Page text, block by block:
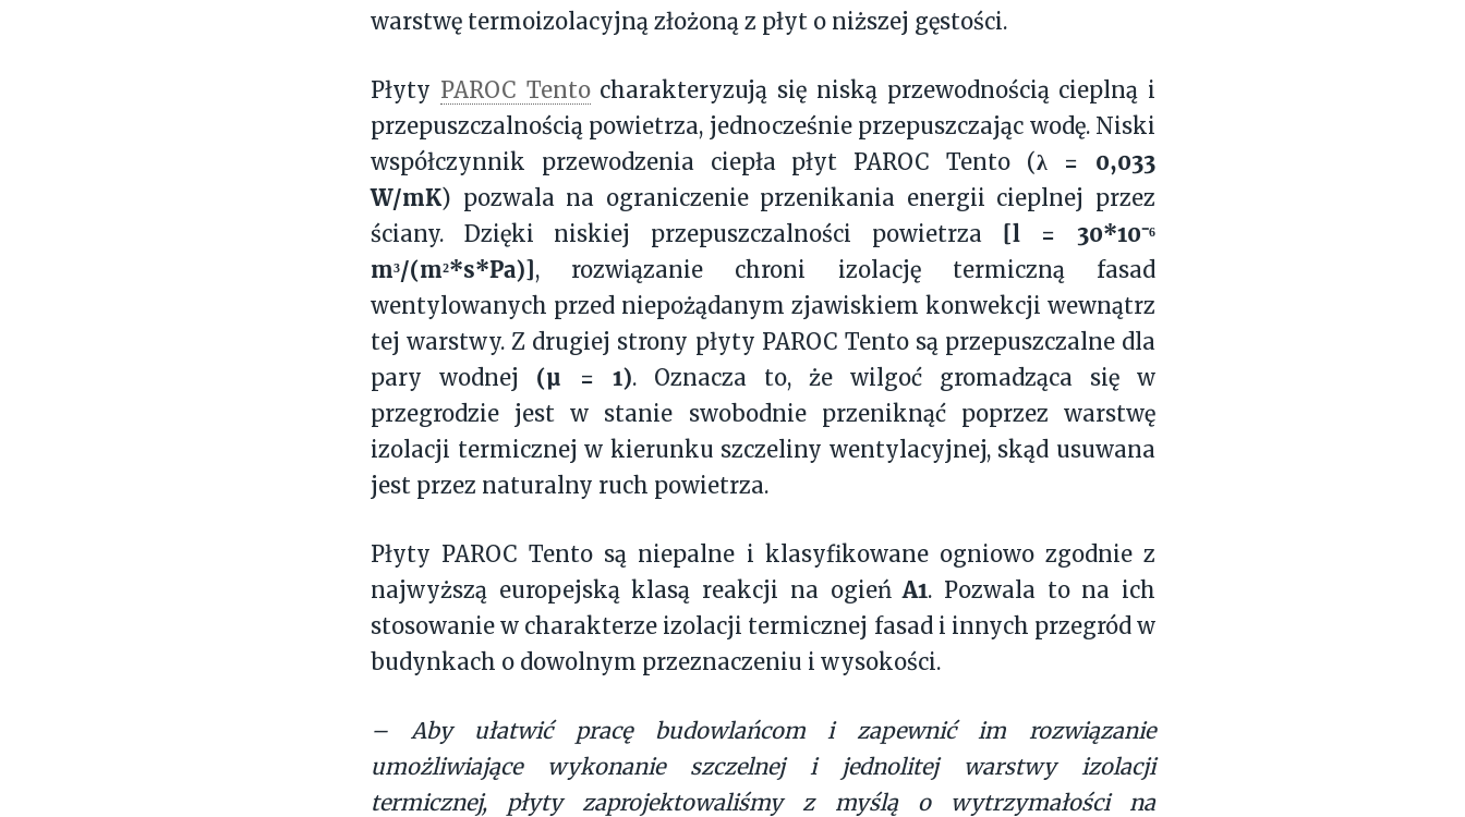
warstwę termoizolacyjną złożoną z płyt o niższej gęstości.
Płyty PAROC Tentocharakteryzują się niską przewodnością cieplną i
przepuszczalnością powietrza, jednocześnie przepuszczając wodę. Niski
współczynnik przewodzenia ciepła płyt PAROC Tento (λ = 0,033
W/mK) pozwala na ograniczenie przenikania energii cieplnej przez
ściany. Dzięki niskiej przepuszczalności powietrza [l = 30*10⁻⁶
m³/(m²*s*Pa)], rozwiązanie chroni izolację termiczną fasad
wentylowanych przed niepożądanym zjawiskiem konwekcji wewnątrz
tej warstwy. Z drugiej strony płyty PAROC Tento są przepuszczalne dla
pary wodnej (µ = 1). Oznacza to, że wilgoć gromadząca się w
przegrodzie jest w stanie swobodnie przeniknąć poprzez warstwę
izolacji termicznej w kierunku szczeliny wentylacyjnej, skąd usuwana
jest przez naturalny ruch powietrza.
Płyty PAROC Tento są niepalne i klasyfikowane ogniowo zgodnie z
najwyższą europejską klasą reakcji na ogieńA1. Pozwala to na ich
stosowanie w charakterze izolacji termicznej fasad i innych przegród w
budynkach o dowolnym przeznaczeniu i wysokości.
– Aby ułatwić pracę budowlańcom i zapewnić im rozwiązanie
umożliwiające wykonanie szczelnej i jednolitej warstwy izolacji
termicznej, płyty zaprojektowaliśmy z myślą o wytrzymałości na